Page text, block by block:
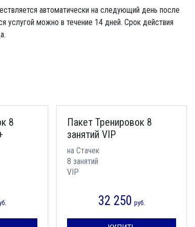
автоматически на следующий день после
услугой можно в течение 14 дней. Срок действия
8
Пакет Тренировок 8
занятий VIP
на Стачек
8 занятий
VIP
32 250 руб.